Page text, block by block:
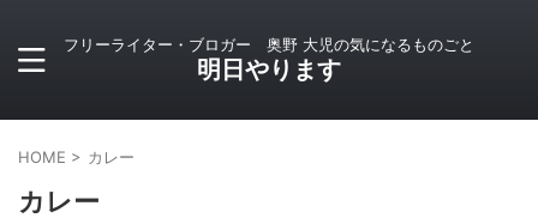
フリーライター・ブロガー 奥野 大児の気になるものごと
明日やります
HOME > カレー
カレー